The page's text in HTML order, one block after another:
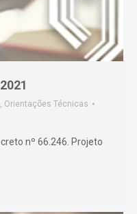
, Orientações Técnicas
nº 66.246. Projeto